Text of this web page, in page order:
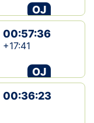
OJ
00:57:36
+17:41
OJ
00:36:23